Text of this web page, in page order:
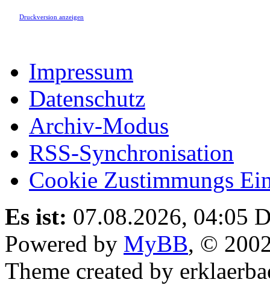
Druckversion anzeigen
Impressum
Datenschutz
Archiv-Modus
RSS-Synchronisation
Cookie Zustimmungs
Es ist: 07.08.2026, 04:05
Powered by MyBB, ©
Theme created by